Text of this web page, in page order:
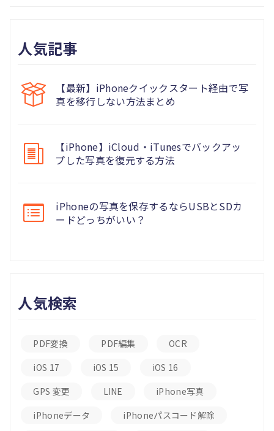
人気記事
【最新】iPhoneクイックスタート経由で写
真を移行しない方法まとめ
【iPhone】iCloud・iTunesでバックアッ
プした写真を復元する方法
iPhoneの写真を保存するならUSBとSDカ
ードどっちがいい？
人気検索
PDF変換 PDF編集
OCR
iOS 17
iOS 15
iOS 16
GPS 変更
LINE
iPhone写真
iPhoneデータ
iPhoneパスコード解除